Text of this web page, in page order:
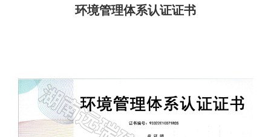
环境管理体系认证证书